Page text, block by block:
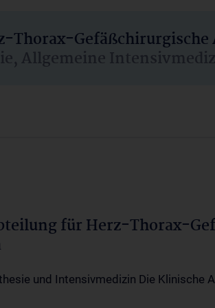
Allgemeine
für Herz-Thorax-
und Intensivmedizin Die Klinische